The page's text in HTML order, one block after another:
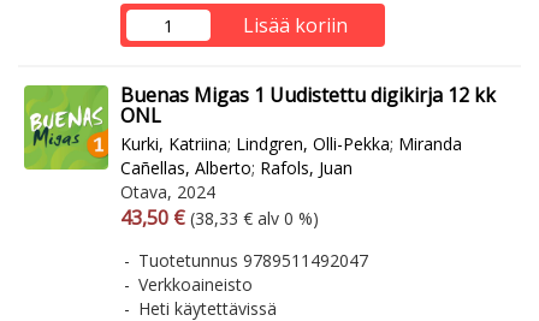
Lisää koriin
Buenas Migas 1 Uudistettu digikirja 12 kk
ONL
Kurki, Katriina; Lindgren, Olli-Pekka; Miranda
Cañellas, Alberto; Rafols, Juan
Otava, 2024
Arvonlisäverollinen hinta
43,50 € Arvonlisäveroton hinta
(38,33 € alv 0 %)
Tuotetunnus 9789511492047
Verkkoaineisto
Heti käytettävissä